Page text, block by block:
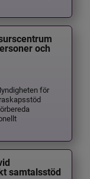
och
för
samtalsstöd